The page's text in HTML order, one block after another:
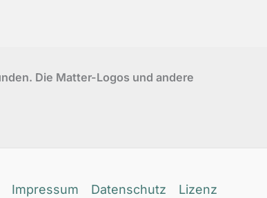
Die Matter-Logos und andere
Impressum Datenschutz Lizenz